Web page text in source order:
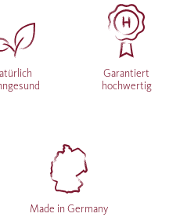
Garantiert
hochwertig
Made in Germany